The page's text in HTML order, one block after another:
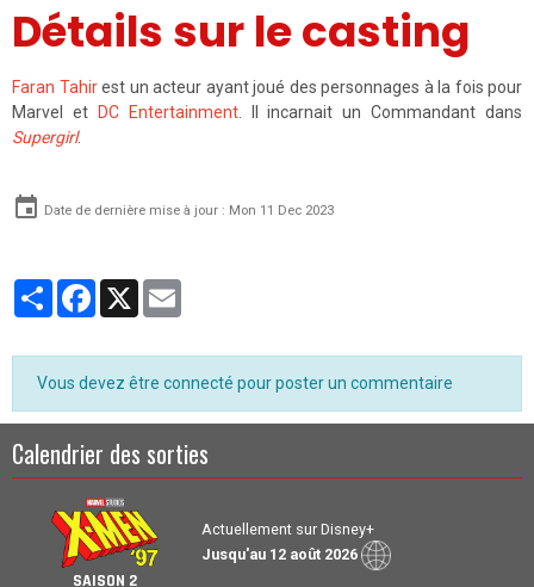
Détails sur le casting
Faran Tahirest un acteur ayant joué des personnages à la fois pour
Marvel et
DC Entertainment. Il incarnait un Commandant dans
Supergirl.
Date de dernière mise à jour : Mon 11 Dec 2023
PartagerFacebook
X
Vous devez être connecté pour poster un commentaire
Calendrier des sorties
SAISON 2
Actuellement sur Disney+
Jusqu'au 12 août 2026